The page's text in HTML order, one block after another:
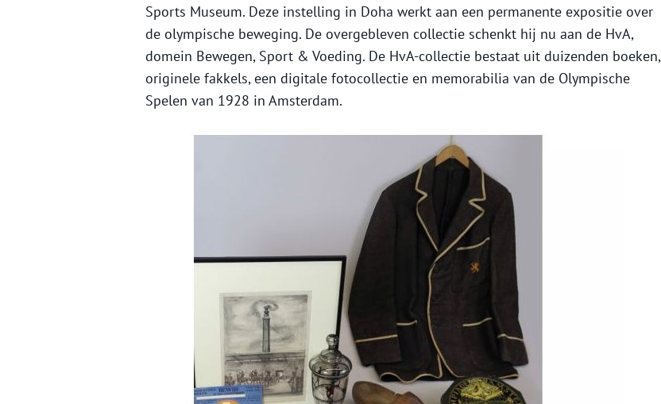
Sports Museum. Deze instelling in Doha werkt aan een permanente expositie over
de olympische beweging. De overgebleven collectie schenkt hij nu aan de HvA,
domein Bewegen, Sport & Voeding. De HvA-collectie bestaat uit duizenden boeken,
originele fakkels, een digitale fotocollectie en memorabilia van de Olympische
Spelen van 1928 in Amsterdam.